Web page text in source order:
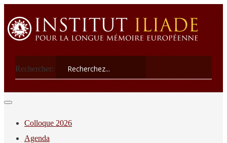
Rechercher:
Colloque 2026
Agenda